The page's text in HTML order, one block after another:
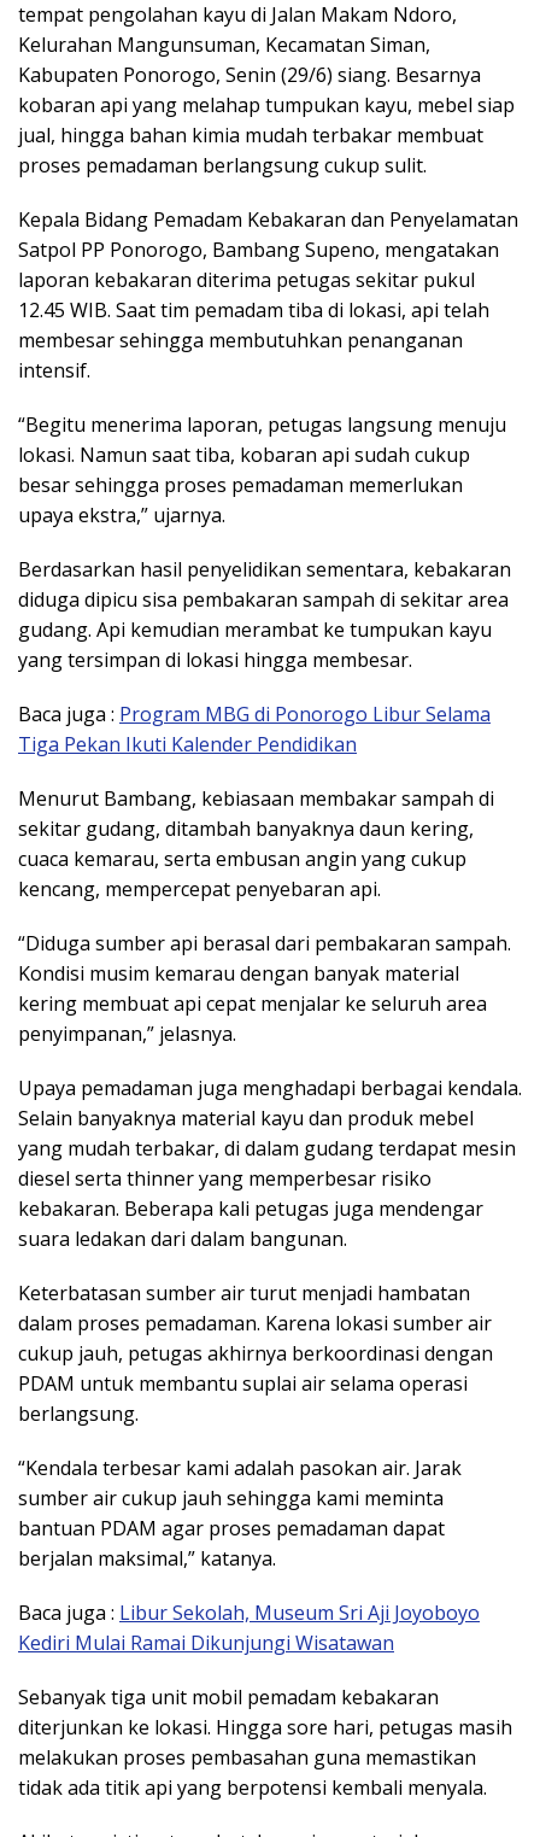
tempat pengolahan kayu di Jalan Makam Ndoro,
Kelurahan Mangunsuman, Kecamatan Siman,
Kabupaten Ponorogo, Senin (29/6) siang. Besarnya
kobaran api yang melahap tumpukan kayu, mebel siap
jual, hingga bahan kimia mudah terbakar membuat
proses pemadaman berlangsung cukup sulit.
Kepala Bidang Pemadam Kebakaran dan Penyelamatan
Satpol PP Ponorogo, Bambang Supeno, mengatakan
laporan kebakaran diterima petugas sekitar pukul
12.45 WIB. Saat tim pemadam tiba di lokasi, api telah
membesar sehingga membutuhkan penanganan
intensif.
“Begitu menerima laporan, petugas langsung menuju
lokasi. Namun saat tiba, kobaran api sudah cukup
besar sehingga proses pemadaman memerlukan
upaya ekstra,” ujarnya.
Berdasarkan hasil penyelidikan sementara, kebakaran
diduga dipicu sisa pembakaran sampah di sekitar area
gudang. Api kemudian merambat ke tumpukan kayu
yang tersimpan di lokasi hingga membesar.
Baca juga : Program MBG di Ponorogo Libur Selama
Tiga Pekan Ikuti Kalender Pendidikan
Menurut Bambang, kebiasaan membakar sampah di
sekitar gudang, ditambah banyaknya daun kering,
cuaca kemarau, serta embusan angin yang cukup
kencang, mempercepat penyebaran api.
“Diduga sumber api berasal dari pembakaran sampah.
Kondisi musim kemarau dengan banyak material
kering membuat api cepat menjalar ke seluruh area
penyimpanan,” jelasnya.
Upaya pemadaman juga menghadapi berbagai kendala.
Selain banyaknya material kayu dan produk mebel
yang mudah terbakar, di dalam gudang terdapat mesin
diesel serta thinner yang memperbesar risiko
kebakaran. Beberapa kali petugas juga mendengar
suara ledakan dari dalam bangunan.
Keterbatasan sumber air turut menjadi hambatan
dalam proses pemadaman. Karena lokasi sumber air
cukup jauh, petugas akhirnya berkoordinasi dengan
PDAM untuk membantu suplai air selama operasi
berlangsung.
“Kendala terbesar kami adalah pasokan air. Jarak
sumber air cukup jauh sehingga kami meminta
bantuan PDAM agar proses pemadaman dapat
berjalan maksimal,” katanya.
Baca juga : Libur Sekolah, Museum Sri Aji Joyoboyo
Kediri Mulai Ramai Dikunjungi Wisatawan
Sebanyak tiga unit mobil pemadam kebakaran
diterjunkan ke lokasi. Hingga sore hari, petugas masih
melakukan proses pembasahan guna memastikan
tidak ada titik api yang berpotensi kembali menyala.